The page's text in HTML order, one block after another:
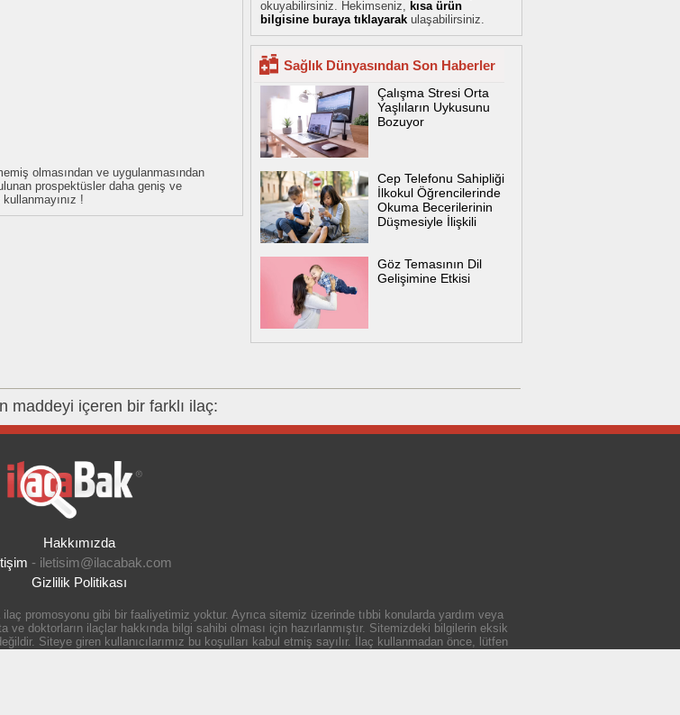
olmasından ve uygulanmasından
prospektüsler daha geniş ve
!
okuyabilirsiniz. Hekimseniz, kısa ürün
bilgisine buraya tıklayarak ulaşabilirsiniz.
Sağlık Dünyasından Son Haberler
Çalışma Stresi Orta
Yaşlıların Uykusunu
Bozuyor
Cep Telefonu Sahipliği
İlkokul Öğrencilerinde
Okuma Becerilerinin
Düşmesiyle İlişkili
Göz Temasının Dil
Gelişimine Etkisi
maddeyi içeren bir farklı ilaç:
Hakkımızda
- iletisim@ilacabak.com
Gizlilik Politikası
promosyonu gibi bir faaliyetimiz yoktur. Ayrıca sitemiz üzerinde tıbbi konularda yardım veya
doktorların ilaçlar hakkında bilgi sahibi olması için hazırlanmıştır. Sitemizdeki bilgilerin eksik
Siteye giren kullanıcılarımız bu koşulları kabul etmiş sayılır. İlaç kullanmadan önce, lütfen